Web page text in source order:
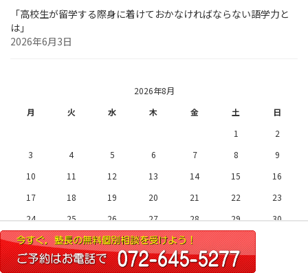
「高校生が留学する際身に着けておかなければならない語学力と
は」
2026年6月3日
2026年8月
月
火 水 木 金 土
日
1
2
3
4 5 6 7 8
9
10
11 12 13 14 15
16
17
18 19 20 21 22
23
24
25 26 27 28 29
30
31
« 7月